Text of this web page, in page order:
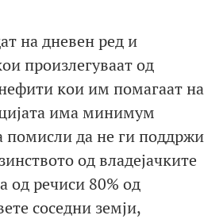
на дневен ред и
произлегуваат од
кои им помагаат на
има минимум
помисли да не ги поддржи
од владејачките
од речиси 80% од
соседни земји,